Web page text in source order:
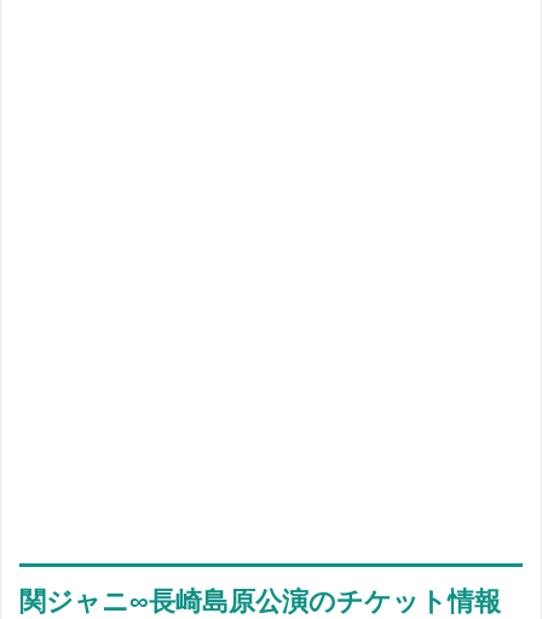
関ジャニ∞長崎島原公演のチケット情報